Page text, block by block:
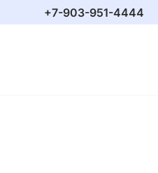
+7-903-951-4444